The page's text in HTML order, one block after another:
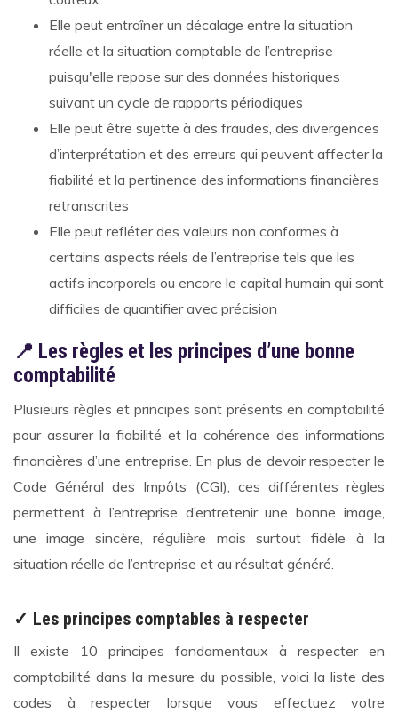
Elle peut entraîner un décalage entre la situation
réelle et la situation comptable de l’entreprise
puisqu'elle repose sur des données historiques
suivant un cycle de rapports périodiques
Elle peut être sujette à des fraudes, des divergences
d’interprétation et des erreurs qui peuvent affecter la
fiabilité et la pertinence des informations financières
retranscrites
Elle peut refléter des valeurs non conformes à
certains aspects réels de l’entreprise tels que les
actifs incorporels ou encore le capital humain qui sont
difficiles de quantifier avec précision
📍 Les règles et les principes d’une bonne
comptabilité
Plusieurs règles et principes sont présents en comptabilité
pour assurer la fiabilité et la cohérence des informations
financières d’une entreprise. En plus de devoir respecter le
Code Général des Impôts (CGI), ces différentes règles
permettent à l’entreprise d’entretenir une bonne image,
une image sincère, régulière mais surtout fidèle à la
situation réelle de l’entreprise et au résultat généré.
✓ Les principes comptables à respecter
Il existe 10 principes fondamentaux à respecter en
comptabilité dans la mesure du possible, voici la liste des
codes à respecter lorsque vous effectuez votre